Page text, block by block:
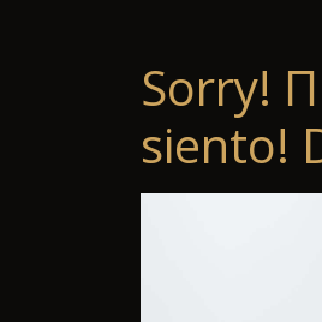
Sorry!
siento!